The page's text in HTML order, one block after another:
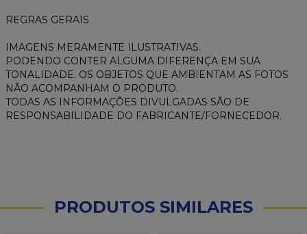
REGRAS GERAIS
IMAGENS MERAMENTE ILUSTRATIVAS.
PODENDO CONTER ALGUMA DIFERENÇA EM SUA
TONALIDADE. OS OBJETOS QUE AMBIENTAM AS FOTOS
NÃO ACOMPANHAM O PRODUTO.
TODAS AS INFORMAÇÕES DIVULGADAS SÃO DE
RESPONSABILIDADE DO FABRICANTE/FORNECEDOR.
PRODUTOS SIMILARES